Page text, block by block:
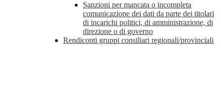
Sanzioni per mancata o incompleta
comunicazione dei dati da parte dei titolari
di incarichi politici, di amministrazione, di
direzione o di governo
Rendiconti gruppi consiliari regionali/provinciali